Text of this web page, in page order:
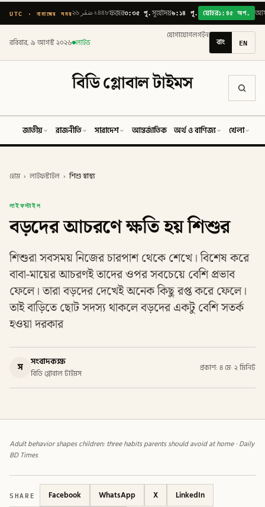
UTC · নামাজের সময় ২৬ صَفَر ১৪৪৮ফজর৩:৩৫ পূ.সূর্যোদয়৬:১৪ পূ. যোহর১:৪৫ অপ.
রবিবার, ৯ আগস্ট ২০২৬ লাইভ
যোগাযোগলগইন
বাং EN
বিডি গ্লোবাল টাইমস
জাতীয় রাজনীতি সারাদেশ আন্তর্জাতিক অর্থ ও বাণিজ্য খেলা
হোম › লাইফস্টাইল › শিশু স্বাস্থ্য
লাইফস্টাইল
বড়দের আচরণে ক্ষতি হয় শিশুর
শিশুরা সবসময় নিজের চারপাশ থেকে শেখে। বিশেষ করে
বাবা-মায়ের আচরণই তাদের ওপর সবচেয়ে বেশি প্রভাব
ফেলে। তারা বড়দের দেখেই অনেক কিছু রপ্ত করে ফেলে।
তাই বাড়িতে ছোট সদস্য থাকলে বড়দের একটু বেশি সতর্ক
হওয়া দরকার
স সংবাদকক্ষ
বিডি গ্লোবাল টাইমস
প্রকাশ: ৪ মে· ২ মিনিট
Adult behavior shapes children: three habits parents should avoid at home · Daily
BD Times
SHARE Facebook WhatsApp X
LinkedIn